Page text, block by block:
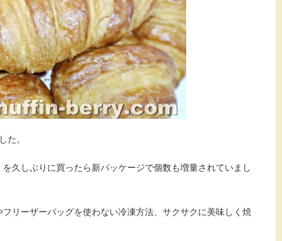
た。
久しぶりに買ったら新パッケージで個数も増量されていまし
リーザーバッグを使わない冷凍方法、サクサクに美味しく焼